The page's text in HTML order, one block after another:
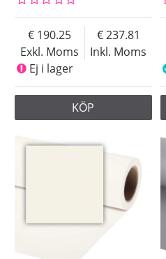
Exkl. Moms
190.25
Inkl. Moms
237.81
Ej i lager
KÖP